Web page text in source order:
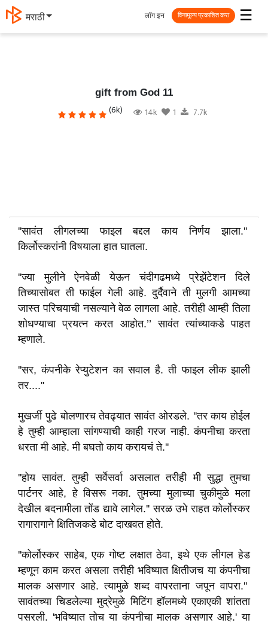
मराठी ☰
लॉग इन विनामूल्य प्रकाशित करा
gift from God 11
(6k) 14k 1 7.7k
''सावंत लीगलच्या फाइल बद्दल काय निर्णय झाला.''
किर्लोस्करांनी विषयाला हात घातला.
''ज्या मुलीने ऐनवेळी येऊन चंदीगढमध्ये प्रेझेंटेशन दिले
तिच्यासोबत ती फाईल गेली आहे. दुर्दैवाने ती मुलगी आमच्या
जास्त परिचयाची नसल्याने वेळ लागला आहे. तरीही आम्ही तिला
शोधण्याचा प्रयत्न करत आहोत.’’ सावंत त्यांच्याकडे पाहत
म्हणाले.
''सर, कंपनीके रेप्युटेशन का सवाल है. ती फाइल लीक झाली
तर....''
मुखर्जी पुढे बोलणारच तेवढ्यात सावंत ओरडले. ''तर काय होईल
हे तुम्ही आम्हाला सांगण्याची काही गरज नाही. कंपनीचा करता
धरता मी आहे. मी बघतो काय करायचं ते.''
''होय सावंत. तुम्ही सर्वेसर्वा असलात तरीही मी सुद्धा तुमचा
पार्टनर आहे, हे विसरू नका. तुमच्या मुलाच्या चुकीमुळे मला
देखील बदनामीला तोंड द्यावे लागेल.'' सरळ उभे राहत कोर्लोस्कर
रागारागाने क्षितिजकडे बोट दाखवत होते.
''कोर्लोस्कर साहेब, एक गोष्ट लक्षात ठेवा, इथे एक लीगल हेड
म्हणून काम करत असला तरीही भविष्यात क्षितीजच या कंपनीचा
मालक असणार आहे. त्यामुळे शब्द वापरताना जपून वापरा.''
सावंतच्या चिडलेल्या मुद्रेमुळे मिटिंग हॉलमध्ये एकाएकी शांतता
पसरली. 'भविष्यात तोच या कंपनीचा मालक असणार आहे.' या